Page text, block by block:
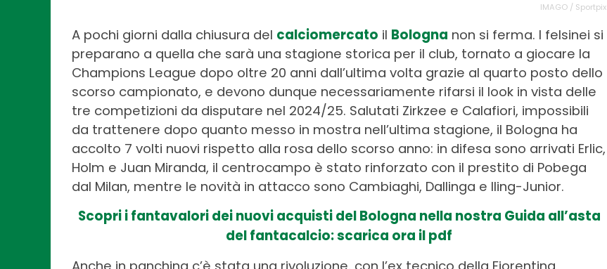
IMAGO / Sportpix
A pochi giorni dalla chiusura del calciomercato il Bologna non si ferma. I felsinei si
preparano a quella che sarà una stagione storica per il club, tornato a giocare la
Champions League dopo oltre 20 anni dall’ultima volta grazie al quarto posto dello
scorso campionato, e devono dunque necessariamente rifarsi il look in vista delle
tre competizioni da disputare nel 2024/25. Salutati Zirkzee e Calafiori, impossibili
da trattenere dopo quanto messo in mostra nell’ultima stagione, il Bologna ha
accolto 7 volti nuovi rispetto alla rosa dello scorso anno: in difesa sono arrivati Erlic,
Holm e Juan Miranda, il centrocampo è stato rinforzato con il prestito di Pobega
dal Milan, mentre le novità in attacco sono Cambiaghi, Dallinga e Iling-Junior.
Scopri i fantavalori dei nuovi acquisti del Bologna nella nostra Guida all’asta
del fantacalcio: scarica ora il pdf